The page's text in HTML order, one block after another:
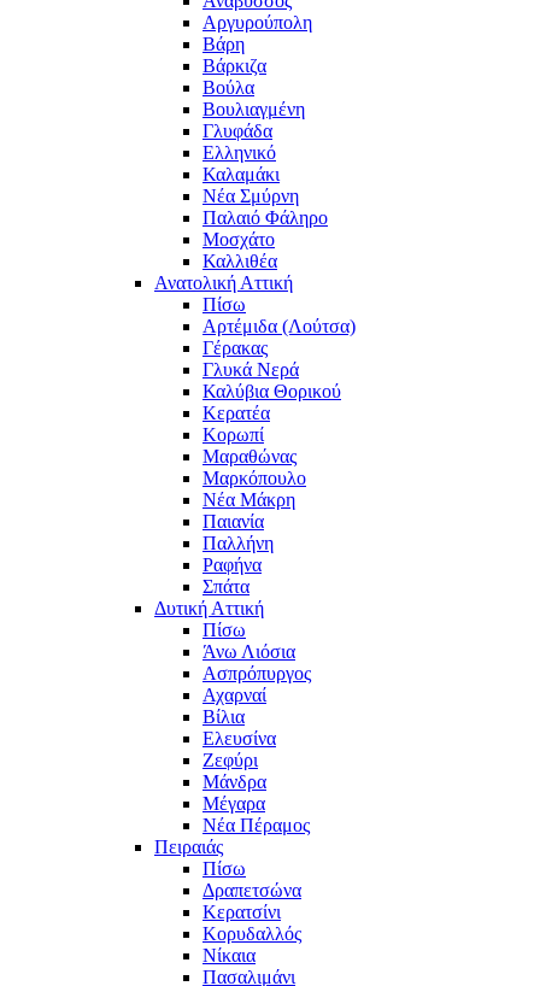
Αργυρούπολη
Βάρη
Βάρκιζα
Βούλα
Βουλιαγμένη
Γλυφάδα
Ελληνικό
Καλαμάκι
Νέα Σμύρνη
Παλαιό Φάληρο
Μοσχάτο
Καλλιθέα
Ανατολική Αττική
Πίσω
Αρτέμιδα (Λούτσα)
Γέρακας
Γλυκά Νερά
Καλύβια Θορικού
Κερατέα
Κορωπί
Μαραθώνας
Μαρκόπουλο
Νέα Μάκρη
Παιανία
Παλλήνη
Ραφήνα
Σπάτα
Δυτική Αττική
Πίσω
Άνω Λιόσια
Ασπρόπυργος
Αχαρναί
Βίλια
Ελευσίνα
Ζεφύρι
Μάνδρα
Μέγαρα
Νέα Πέραμος
Πειραιάς
Πίσω
Δραπετσώνα
Κερατσίνι
Κορυδαλλός
Νίκαια
Πασαλιμάνι